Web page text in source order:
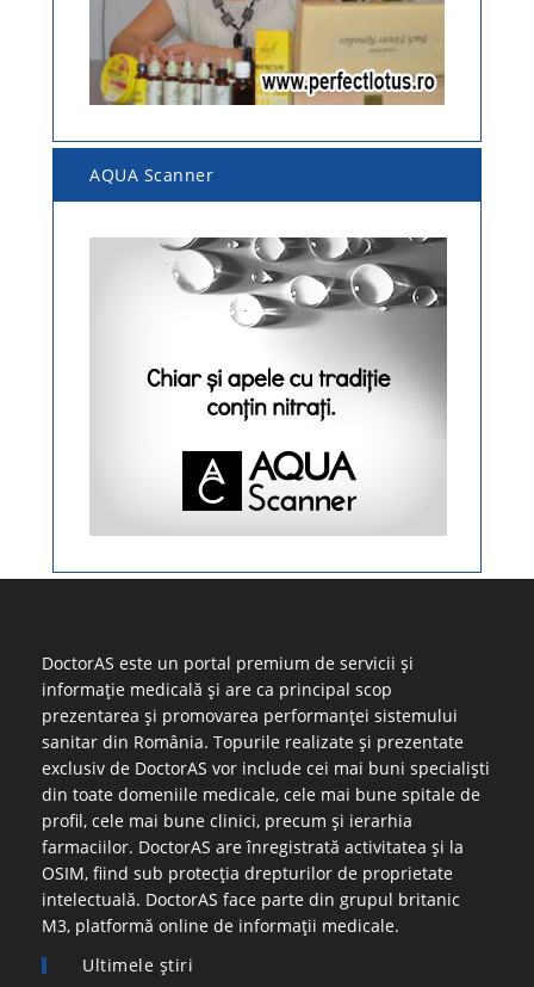
AQUA Scanner
DoctorAS este un portal premium de servicii și
informație medicală și are ca principal scop
prezentarea și promovarea performanței sistemului
sanitar din România. Topurile realizate și prezentate
exclusiv de DoctorAS vor include cei mai buni specialiști
din toate domeniile medicale, cele mai bune spitale de
profil, cele mai bune clinici, precum și ierarhia
farmaciilor. DoctorAS are înregistrată activitatea și la
OSIM, fiind sub protecția drepturilor de proprietate
intelectuală. DoctorAS face parte din grupul britanic
M3, platformă online de informații medicale.
Ultimele ştiri